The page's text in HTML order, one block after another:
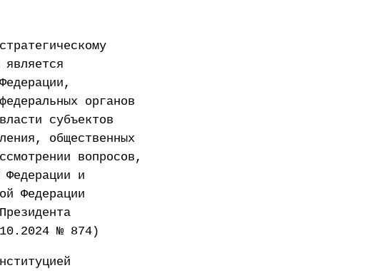
органов
субъектов
общественных
вопросов,
Федерации и
Федерации
№ 874)